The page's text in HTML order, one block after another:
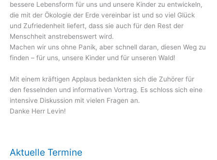
bessere Lebensform für uns und unsere Kinder zu entwickeln,
die mit der Ökologie der Erde vereinbar ist und so viel Glück
und Zufriedenheit liefert, dass sie auch für den Rest der
Menschheit anstrebenswert wird.
Machen wir uns ohne Panik, aber schnell daran, diesen Weg zu
finden – für uns, unsere Kinder und für unseren Wald!
Mit einem kräftigen Applaus bedankten sich die Zuhörer für
den fesselnden und informativen Vortrag. Es schloss sich eine
intensive Diskussion mit vielen Fragen an.
Danke Herr Levin!
Aktuelle Termine